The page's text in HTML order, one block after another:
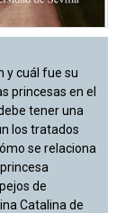
y cuál fue su
princesas en el
tener una
los tratados
se relaciona
de
Catalina de